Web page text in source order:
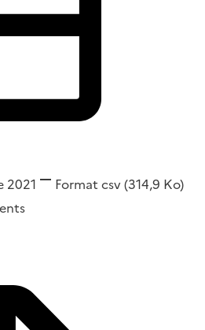
2021 Format csv(314,9 Ko)